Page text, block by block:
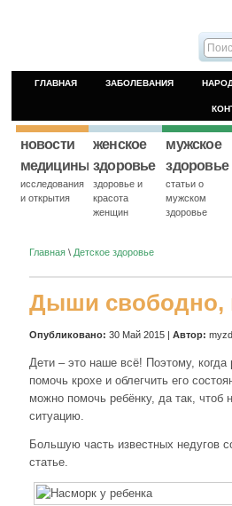
ГЛАВНАЯ ЗАБОЛЕВАНИЯ
новости
медицины
исследования
и открытия
женское
здоровье
здоровье и
красота
женщин
мужское
здоровье
статьи о
мужском
здоровье
Главная \ Детское здоровье
Дыши свободно,
Опубликовано: 30 Май 2015 | Автор:
Дети – это наше всё! Поэтому,
помочь крохе и облегчить его
можно помочь ребёнку, да так,
ситуацию.
Большую часть известных недугов
статье.